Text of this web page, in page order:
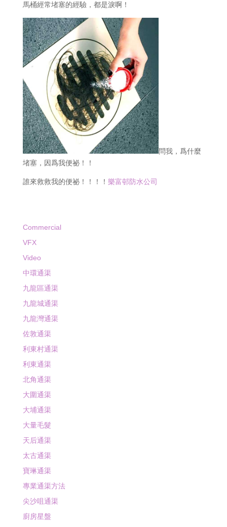
馬桶經常堵塞的經驗，都是淚啊！
問我，爲什麼
堵塞，因爲我便祕！！
誰來救救我的便祕！！！！ 樂富邨防水公司
Commercial
VFX
Video
中環通渠
九龍區通渠
九龍城通渠
九龍灣通渠
佐敦通渠
利東村通渠
利東通渠
北角通渠
大圍通渠
大埔通渠
大量毛髮
天后通渠
太古通渠
寶琳通渠
專業通渠方法
尖沙咀通渠
廚房星盤